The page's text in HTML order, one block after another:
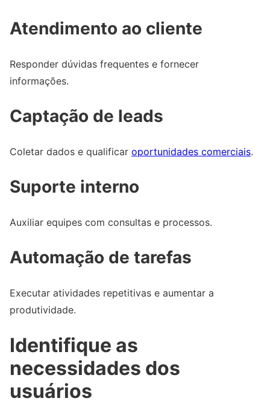
Atendimento ao cliente
Responder dúvidas frequentes e fornecer
informações.
Captação de leads
Coletar dados e qualificar oportunidades comerciais.
Suporte interno
Auxiliar equipes com consultas e processos.
Automação de tarefas
Executar atividades repetitivas e aumentar a
produtividade.
Identifique as
necessidades dos
usuários